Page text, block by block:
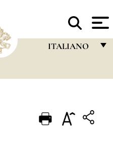
ITALIANO
PORTUGUÊS